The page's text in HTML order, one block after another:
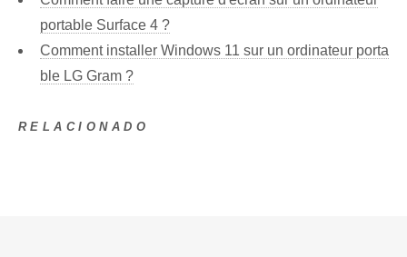
portable Surface 4 ?
Comment installer Windows 11 sur un ordinateur porta
ble LG Gram ?
RELACIONADO